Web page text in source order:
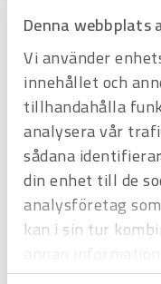
Denna webbplats
Vi använder
innehållet och
tillhandahålla
analysera vår
sådana
din enhet till de
analysföretag
kan i sin tur
Art.nrH1725260
Bockschablon
inkl glidsko,Rostfritt,
Offertpris
Favorit